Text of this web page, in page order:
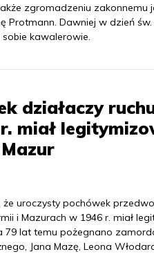
zgromadzeniu zakonnemu
Protmann. Dawniej w dzień
kawalerowie.
działaczy
miał
uroczysty pochówek
i Mazurach w 1946 r. miał
79 lat temu pożegnano
Jana Mazę, Leona